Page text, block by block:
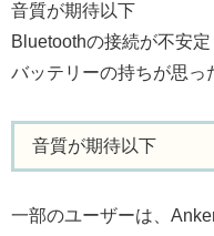
音質が期待以下
Bluetoothの接続が不安定
バッテリーの持ちが思っ
音質が期待以下
一部のユーザーは、